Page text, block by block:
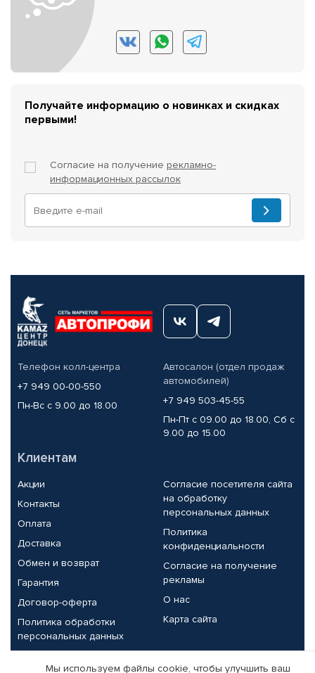
Получайте информацию о новинках и скидках
первыми!
Согласие на получение рекламно-
информационных рассылок
Телефон колл-центра
+7 949 00-00-550
Пн-Вс с 9.00 до 18.00
Автосалон (отдел продаж
автомобилей)
+7 949 503-45-55
Пн-Пт с 09.00 до 18.00, Сб с
9.00 до 15.00
Клиентам
Акции
Контакты
Оплата
Доставка
Обмен и возврат
Гарантия
Договор-оферта
Политика обработки
персональных данных
Согласие посетителя сайта
на обработку
персональных данных
Политика
конфиденциальности
Согласие на получение
рекламы
О нас
Карта сайта
Партнерам
Мы используем файлы cookie, чтобы улучшить ваш